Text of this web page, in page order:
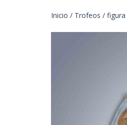
Inicio / Trofeos / figura